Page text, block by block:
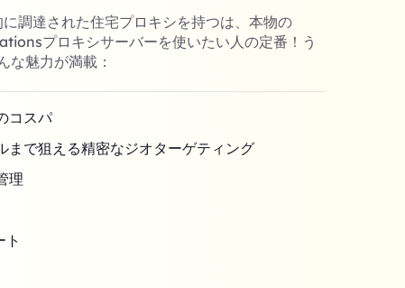
調達された住宅プロキシを持つは、本物の
プロキシサーバーを使いたい人の定番！う
な魅力が満載：
コスパ
まで狙える精密なジオターゲティング
理
ト